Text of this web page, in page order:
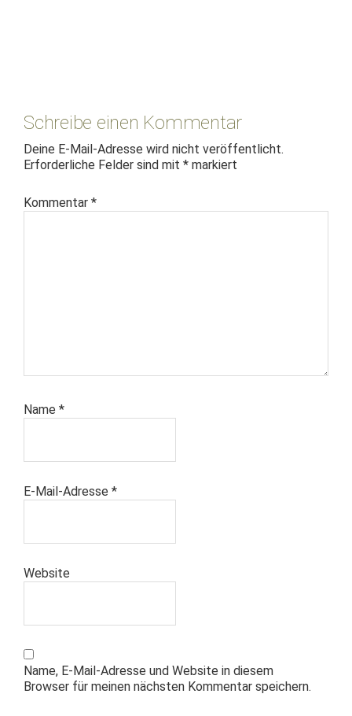
Interaktionen
Schreibe einen Kommentar
Deine E-Mail-Adresse wird nicht veröffentlicht.
Erforderliche Felder sind mit * markiert
Kommentar *
Name *
E-Mail-Adresse *
Website
Name, E-Mail-Adresse und Website in diesem
Browser für meinen nächsten Kommentar speichern.